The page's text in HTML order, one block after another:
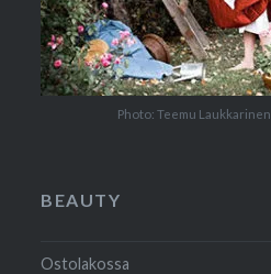
Photo: Teemu Laukkarinen
BEAUTY
Ostolakossa